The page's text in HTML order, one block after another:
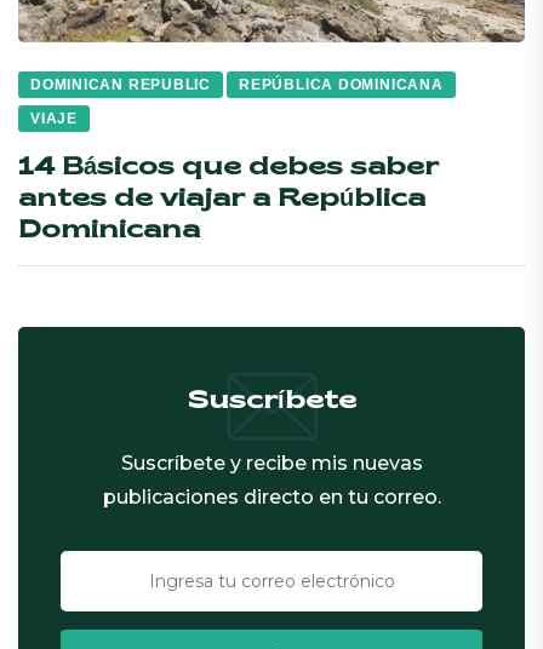
DOMINICAN REPUBLIC
REPÚBLICA DOMINICANA
VIAJE
14 Básicos que debes saber
antes de viajar a República
Dominicana
Suscríbete
Suscríbete y recibe mis nuevas
publicaciones directo en tu correo.